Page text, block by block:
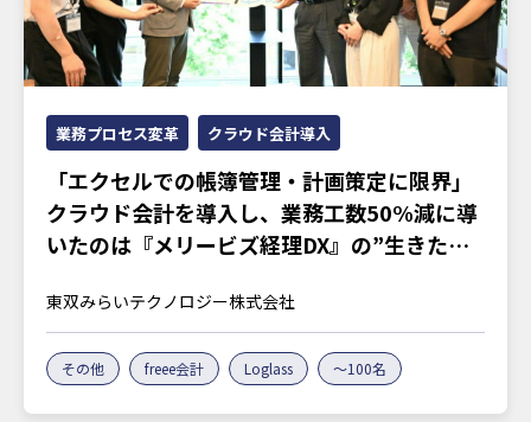
業務プロセス変革 クラウド会計導入
「エクセルでの帳簿管理・計画策定に限界」
クラウド会計を導入し、業務工数50%減に導
いたのは『メリービズ経理DX』の”生きたノ
東双みらいテクノロジー株式会社
その他 freee会計 Loglass ～100名